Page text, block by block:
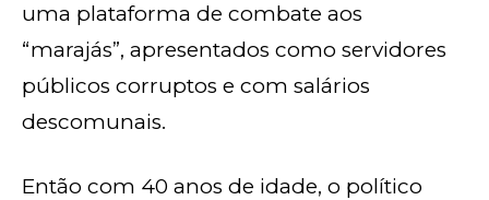
uma plataforma de combate aos
“marajás”, apresentados como servidores
públicos corruptos e com salários
descomunais.
Então com 40 anos de idade, o político